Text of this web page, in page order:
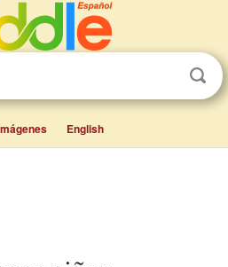
English